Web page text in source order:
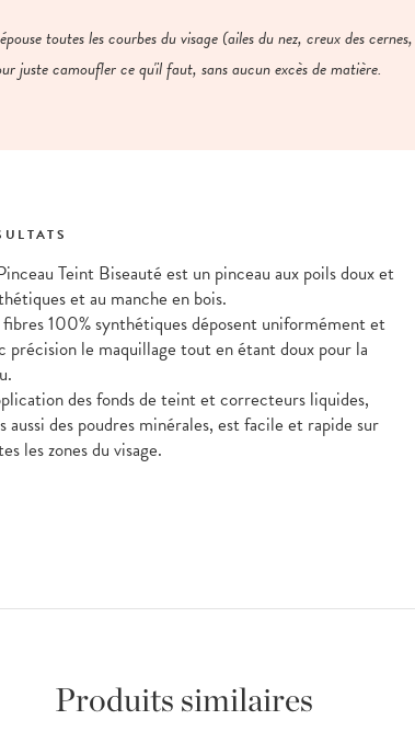
toutes les courbes du visage (ailes du nez, creux des
juste camoufler ce qu'il faut, sans aucun excès de matière.
Teint Biseauté est un pinceau aux poils doux et
et au manche en bois.
fibres 100% synthétiques déposent uniformément et
précision le maquillage tout en étant doux pour la
des fonds de teint et correcteurs liquides,
aussi des poudres minérales, est facile et rapide sur
les zones du visage.
Produits similaires